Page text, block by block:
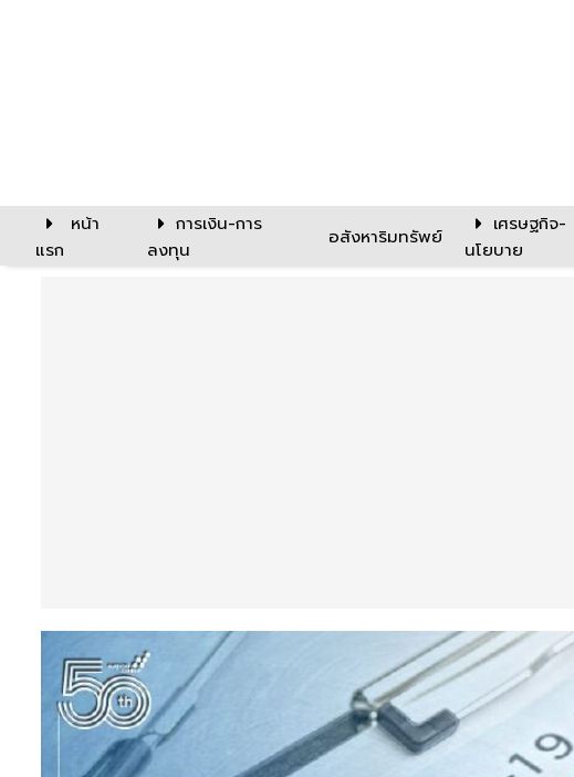
หน้า
แรก
การเงิน-การ
ลงทุน
อสังหาริมทรัพย์
เศรษฐกิจ-
นโยบาย